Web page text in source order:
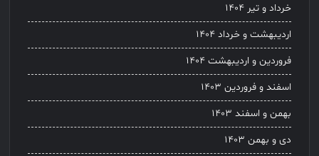
خرداد و تیر ۱۴۰۴
اردیبهشت و خرداد ۱۴۰۴
فروردین و اردیبهشت ۱۴۰۴
اسفند و فروردین ۱۴۰۳
بهمن و اسفند ۱۴۰۳
دی و بهمن ۱۴۰۳